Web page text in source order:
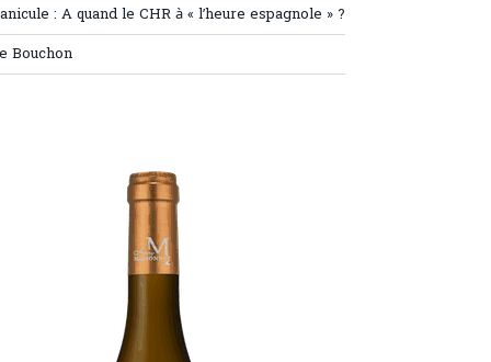
: A quand le CHR à « l’heure espagnole » ?
Bouchon